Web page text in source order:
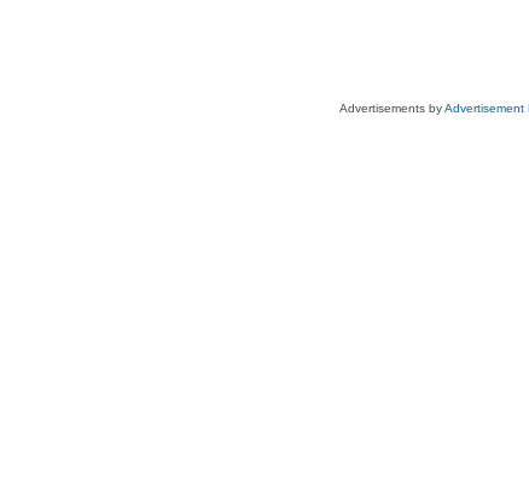
Advertisements byAdvertisement